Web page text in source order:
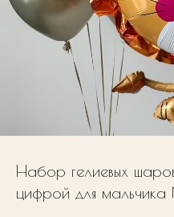
Набор гелиевых
цифрой для